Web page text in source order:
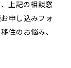
上記の相談窓
申し込みフォ
住のお悩み、